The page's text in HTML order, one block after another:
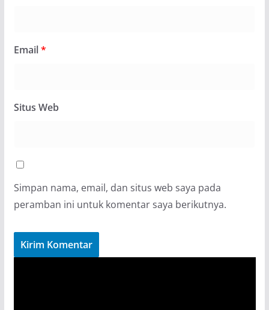
Email*
Situs Web
Simpan nama, email, dan situs web saya pada
peramban ini untuk komentar saya berikutnya.